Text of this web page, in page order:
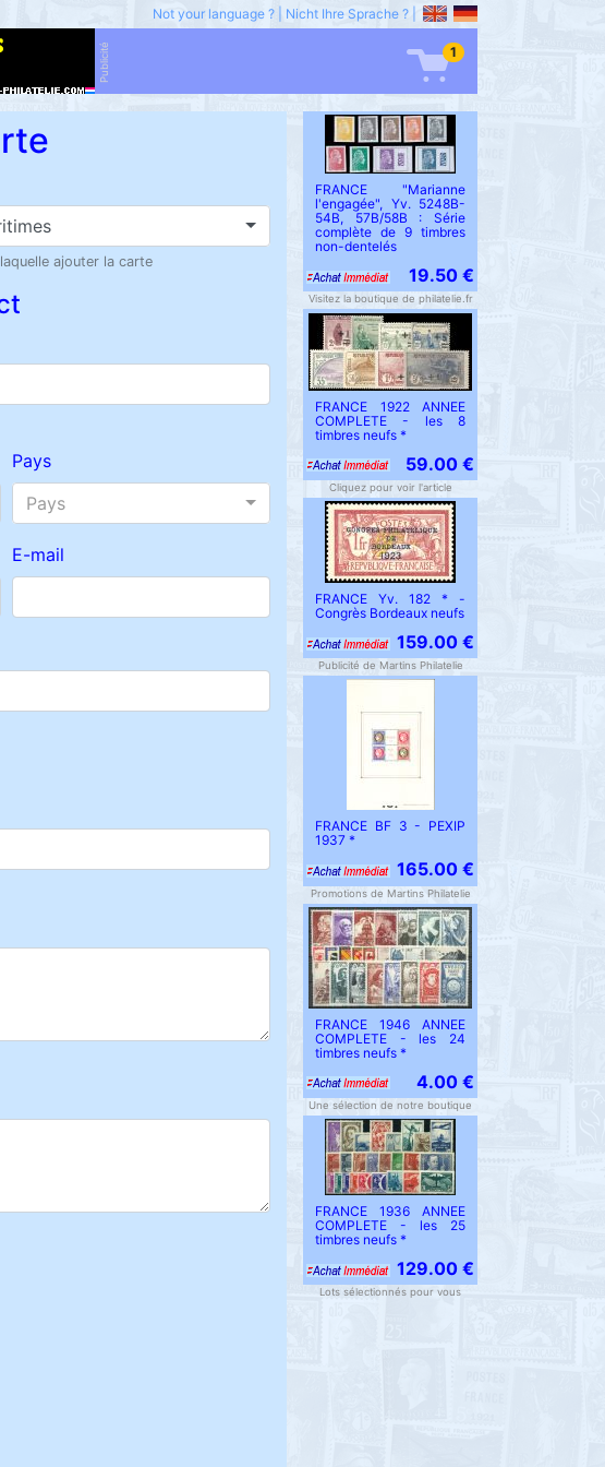
Not your language ? Nicht Ihre Sprache ?
Publicité 1
ajouter la carte
Pays
Pays
E-mail
FRANCE "Marianne
l'engagée", Yv. 5248B-
54B, 57B/58B : Série
complète de 9 timbres
non-dentelés
19.50 €
Visitez la boutique de philatelie.fr
FRANCE 1922 ANNEE
COMPLETE - les 8
timbres neufs *
59.00 €
Cliquez pour voir l'article
FRANCE Yv. 182 * -
Congrès Bordeaux neufs
159.00 €
Publicité de Martins Philatelie
FRANCE BF 3 - PEXIP
1937 *
165.00 €
Promotions de Martins Philatelie
FRANCE 1946 ANNEE
COMPLETE - les 24
timbres neufs *
4.00 €
Une sélection de notre boutique
FRANCE 1936 ANNEE
COMPLETE - les 25
timbres neufs *
129.00 €
Lots sélectionnés pour vous